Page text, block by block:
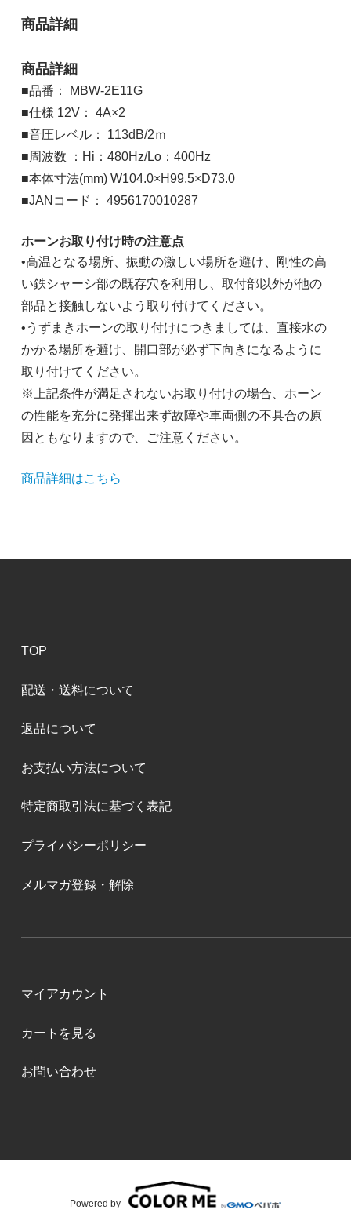
商品詳細
商品詳細
■品番： MBW-2E11G
■仕様 12V： 4A×2
■音圧レベル： 113dB/2ｍ
■周波数 ：Hi：480Hz/Lo：400Hz
■本体寸法(mm) W104.0×H99.5×D73.0
■JANコード： 4956170010287
ホーンお取り付け時の注意点
•高温となる場所、振動の激しい場所を避け、剛性の高
い鉄シャーシ部の既存穴を利用し、取付部以外が他の
部品と接触しないよう取り付けてください。
•うずまきホーンの取り付けにつきましては、直接水の
かかる場所を避け、開口部が必ず下向きになるように
取り付けてください。
※上記条件が満足されないお取り付けの場合、ホーン
の性能を充分に発揮出来ず故障や車両側の不具合の原
因ともなりますので、ご注意ください。
商品詳細はこちら
TOP
配送・送料について
返品について
お支払い方法について
特定商取引法に基づく表記
プライバシーポリシー
メルマガ登録・解除
マイアカウント
カートを見る
お問い合わせ
Powered by